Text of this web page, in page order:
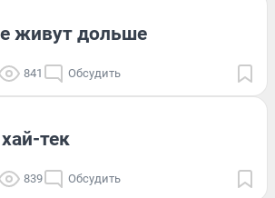
живут дольше
841 Обсудить
тек
839 Обсудить